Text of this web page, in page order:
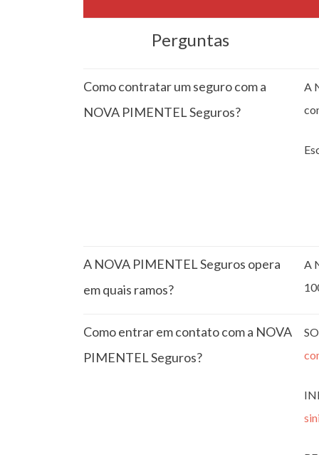
Perguntas
Como contratar um seguro com a
NOVA PIMENTEL Seguros?
A
A NOVA PIMENTEL Seguros opera
em quais ramos?
A
Como entrar em contato com a NOVA
PIMENTEL Seguros?